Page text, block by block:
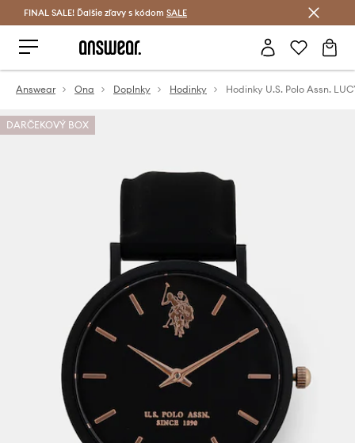
Šetrite s Answear Club >
FINAL SALE! Ďalšie zľavy s kódom SALE
Answear Ona Doplnky Hodinky Hodinky U.S. Polo Assn.
DARČEKOVÝ BOX